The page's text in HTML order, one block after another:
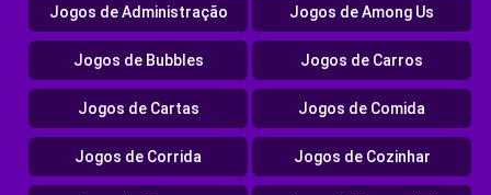
Jogos de Administração Jogos de Among Us
Jogos de Bubbles Jogos de Carros
Jogos de Cartas Jogos de Comida
Jogos de Corrida Jogos de Cozinhar